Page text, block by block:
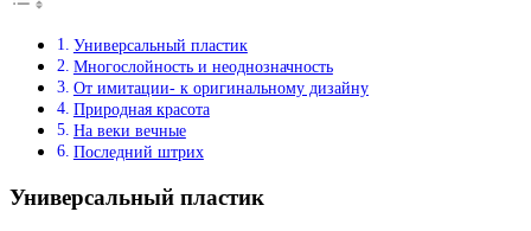
Универсальный пластик
Многослойность и неоднозначность
От имитации- к оригинальному дизайну
Природная красота
На веки вечные
Последний штрих
Универсальный пластик